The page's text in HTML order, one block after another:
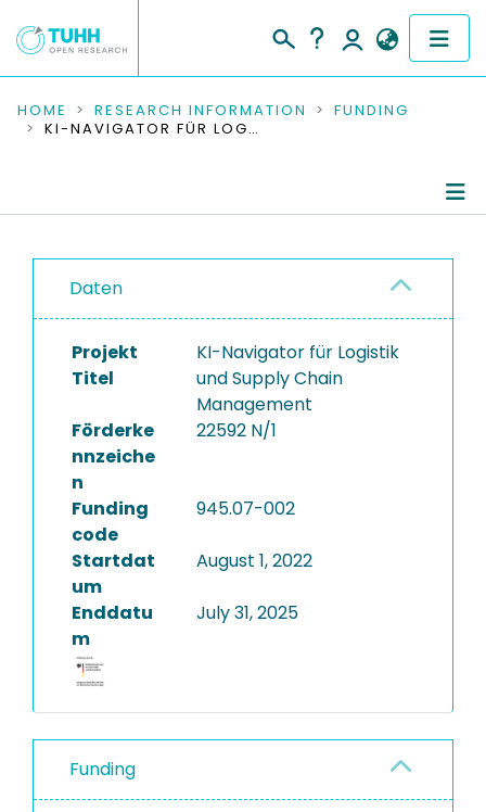
COMMUNITIES & COLLECTIONS
RESEARCH DATA
PEOPLE
INSTITUTIONS
PROJECTS
HOME RESEARCH INFORMATION
FUNDING
KI-NAVIGATOR FÜR LOGISTIK UND SUPPLY CHAIN MANAGEMENT
Daten
Projekt
Titel
KI-Navigator für Logistik
und Supply Chain
Management
Förderke
nnzeiche
n
22592 N/1
Funding
code
945.07-002
Startdat
um
August 1, 2022
Enddatu
m
July 31, 2025
Funding